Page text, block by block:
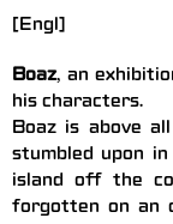
[Engl]
Boaz, an
his characters.
Boaz is above
stumbled upon
island off the
forgotten on an